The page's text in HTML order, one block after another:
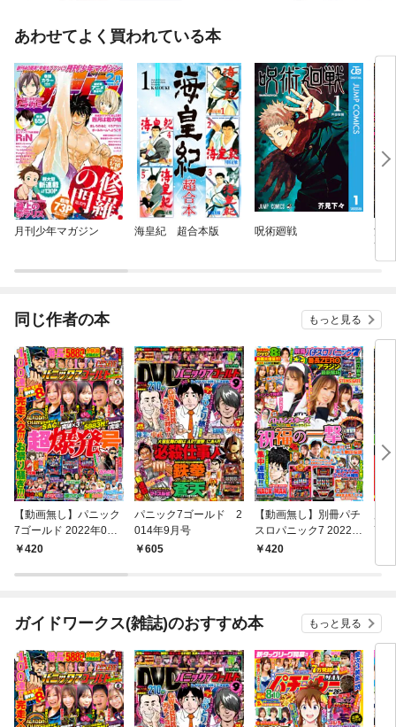
あわせてよく買われている本
月刊少年マガジン 海皇紀 超合本版 呪術廻戦
漫
7
同じ作者の本 もっと見る
【動画無し】パニック
7ゴールド 2022年06
月号420
パニック7ゴールド 2
014年9月号
605
【動画無し】別冊パチ
スロパニック7 2022年
5月号
420
7
ガイドワークス(雑誌)のおすすめ本 もっと見る